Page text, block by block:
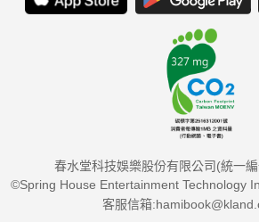
春水堂科技娛樂股份有限公司(統一
©Spring House Entertainment Technology
客服信箱